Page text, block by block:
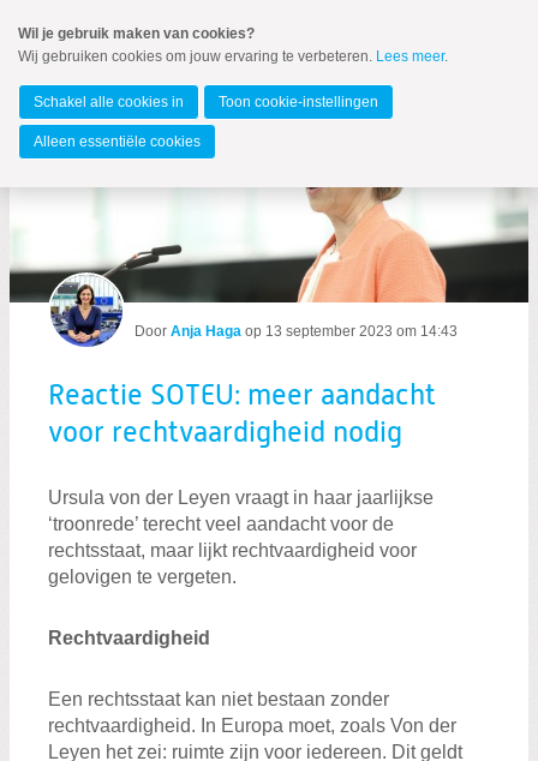
naar
Spring
de
inhoud
Spring
naar
MENU
Nieuwsbrief
Podcast
Zoeken:
Door Anja Haga op 13 september 2023 om 14:43
Reactie SOTEU: meer aandacht
voor rechtvaardigheid nodig
Ursula von der Leyen vraagt in haar jaarlijkse
‘troonrede’ terecht veel aandacht voor de
rechtsstaat, maar lijkt rechtvaardigheid voor
gelovigen te vergeten.
Rechtvaardigheid
Een rechtsstaat kan niet bestaan zonder
rechtvaardigheid. In Europa moet, zoals Von der
Leyen het zei: ruimte zijn voor iedereen. Dit geldt
Wil je gebruik maken van cookies?
Wij gebruiken cookies om jouw ervaring te verbeteren. Lees meer.
Schakel alle cookies in Toon cookie-instellingen
Alleen essentiële cookies